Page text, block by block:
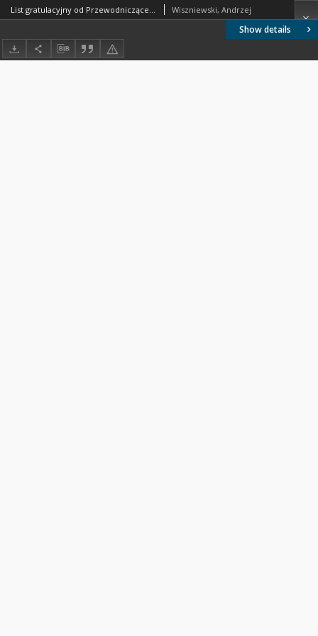
Show details
List gratulacyjny od Przewodniczącego Komitetu Badań Naukowych Andrzeja Wiszniewskiego do prof. Władysława Findeisena, z dnia 04.11.1997 Wiszniewski, Andrzej